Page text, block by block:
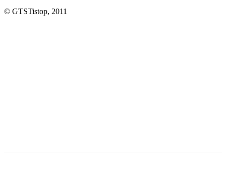
© GTSTistop, 2011